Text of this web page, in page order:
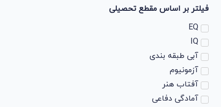
فیلتر بر اساس مقطع تحصیلی
EQ
IQ
آبی طبقه بندی
آزمونیوم
آفتاب هنر
آمادگی دفاعی